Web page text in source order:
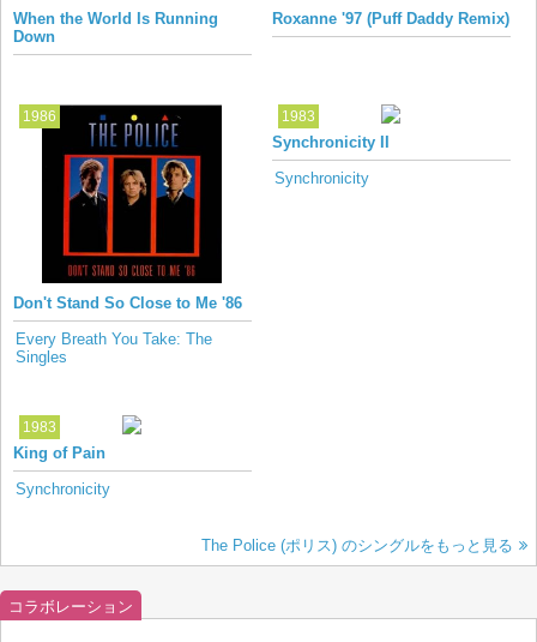
When the World Is Running
Down
Roxanne '97 (Puff Daddy Remix)
1986
Don't Stand So Close to Me '86
Every Breath You Take: The
Singles
1983
Synchronicity II
Synchronicity
1983
King of Pain
Synchronicity
The Police (ポリス) のシングルをもっと見る
コラボレーション